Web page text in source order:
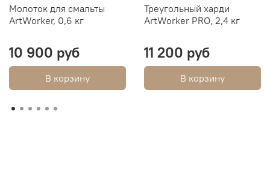
Молоток для смальты
ArtWorker, 0,6 кг
10 900 руб
В корзину
Треугольный харди
ArtWorker PRO, 2,4 кг
11 200 руб
В корзину